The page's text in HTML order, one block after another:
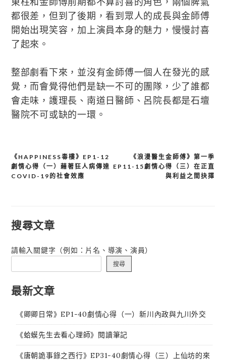
都很差，但到了後期，看到眾人的成長與金師傅
開始出現笑容，加上演員本身的魅力，慢慢討喜
了起來。
整部劇看下來，並沒有金師傅一個人在發光的感
覺，而會覺得他們是缺一不可的團隊，少了誰都
會走味，護理長、南道日醫師、呂院長都是石壇
醫院不可或缺的一環。
文
章
《浪漫醫生金師傅》第一季
EP11-15劇情心得（三）在正直
與利益之間抉擇
《HAPPINESS毒樓》EP1-12
劇情心得（一）藉著狂人病傳達
COVID-19的社會效應
搜尋文章
請輸入關鍵字（例如：片名、導演、演員）
搜尋
最新文章
《卿卿日常》EP1-40劇情心得（一）新川內政與九川外交
《蛤蟆先生去看心理師》閱讀筆記
《唐朝詭事錄之西行》EP31-40劇情心得（三）上仙坊的來